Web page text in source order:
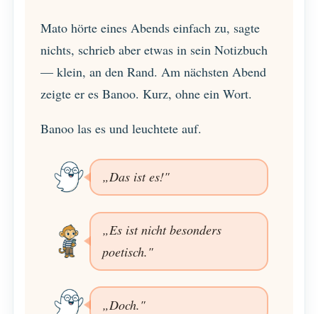
Mato hörte eines Abends einfach zu, sagte
nichts, schrieb aber etwas in sein Notizbuch
— klein, an den Rand. Am nächsten Abend
zeigte er es Banoo. Kurz, ohne ein Wort.
Banoo las es und leuchtete auf.
„Das ist es!"
„Es ist nicht besonders
poetisch."
„Doch."